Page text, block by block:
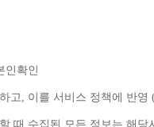
인확인
고, 이를 서비스 정책에 반영
때 수집된 모든 정보는 해